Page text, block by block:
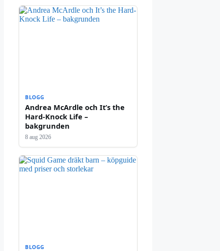
BLOGG
Andrea McArdle och It’s the
Hard-Knock Life –
bakgrunden
8 aug 2026
BLOGG